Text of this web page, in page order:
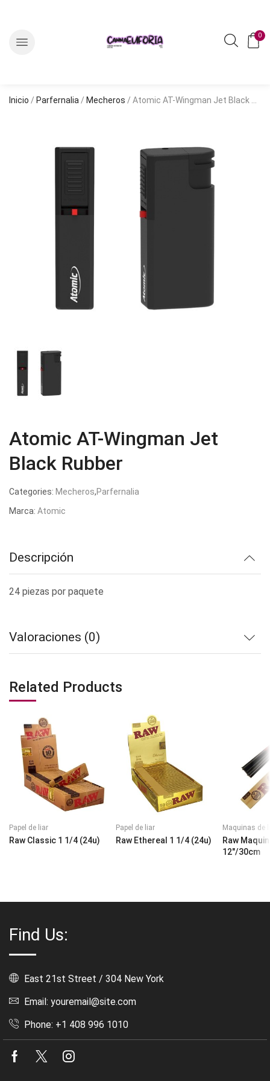
0
Inicio / Parfernalia / Mecheros / Atomic AT-Wingman Jet Black Rubber
Atomic AT-Wingman Jet
Black Rubber
Categories: Mecheros,Parfernalia
Marca: Atomic
Descripción
24 piezas por paquete
Valoraciones (0)
Related Products
Papel de liar
Raw Classic 1 1/4 (24u)
Papel de liar
Raw Ethereal 1 1/4 (24u)
Maquinas de
Raw
12″/30cm
Find Us:
East 21st Street / 304 New York
Email: youremail@site.com
Phone: +1 408 996 1010
Facebook
Twitter